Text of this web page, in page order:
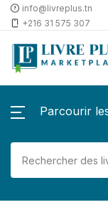
info@livreplus.tn
+216 31 575 307
Parcourir